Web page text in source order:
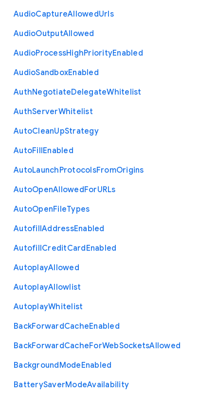
AudioCaptureAllowedUrls
AudioOutputAllowed
AudioProcessHighPriorityEnabled
AudioSandboxEnabled
AuthNegotiateDelegateWhitelist
AuthServerWhitelist
AutoCleanUpStrategy
AutoFillEnabled
AutoLaunchProtocolsFromOrigins
AutoOpenAllowedForURLs
AutoOpenFileTypes
AutofillAddressEnabled
AutofillCreditCardEnabled
AutoplayAllowed
AutoplayAllowlist
AutoplayWhitelist
BackForwardCacheEnabled
BackForwardCacheForWebSocketsAllowed
BackgroundModeEnabled
BatterySaverModeAvailability